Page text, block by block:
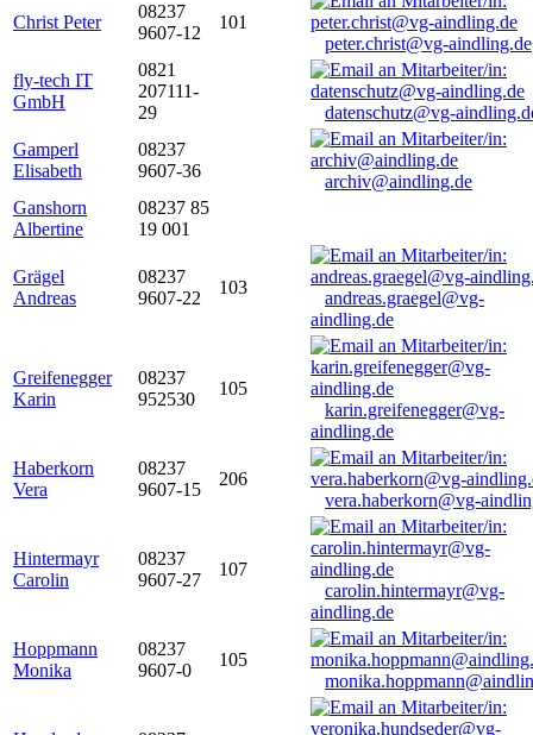
Christ Peter
08237
9607-12
101
peter.christ@vg-aindling.de
fly-tech IT
GmbH
0821
207111-
29
datenschutz@vg-
Gamperl
Elisabeth
08237
9607-36
archiv@aindling.de
Ganshorn
Albertine
08237 85
19 001
Grägel
Andreas
08237
9607-22
103
andreas.graegel@vg-
aindling.de
Greifenegger
Karin
08237
952530
105
karin.greifenegger@vg-
aindling.de
Haberkorn
Vera
08237
9607-15
206
vera.haberkorn@vg-
Hintermayr
Carolin
08237
9607-27
107
carolin.hintermayr@vg-
aindling.de
Hoppmann
Monika
08237
9607-0
105